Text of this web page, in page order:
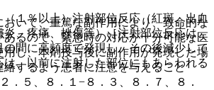
おいて、重篤な副作用により、致命的な
るので、緊急時の対応が十分可能な医
用し、本剤投与後に副作用が発現した場
するよう患者に注意を与えること
．５、８．１−８．３、８．７、８．
１％以上）注射部位反応（紅斑、出血
、疼痛、挫傷等）［注射部位反応は、
間に高頻度で発現し、その後減少して
は、以前に注射した部位にもあらわれる